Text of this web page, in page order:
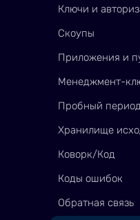
Ключи и
Скоупы
Приложения и
Менеджмент-
Пробный
Хранилище
Коворк/Код
Коды ошибок
Обратная связь